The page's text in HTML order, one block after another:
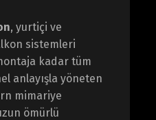
, yurtiçi ve
sistemleri
kadar tüm
anlayışla yöneten
mimariye
ömürlü